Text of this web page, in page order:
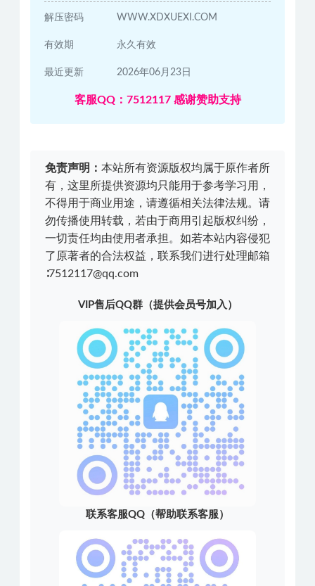
解压密码 WWW.XDXUEXI.COM
有效期 永久有效
最近更新 2026年06月23日
客服QQ：7512117 感谢赞助支持
免责声明： 本站所有资源版权均属于原作者所
有，这里所提供资源均只能用于参考学习用，
不得用于商业用途，请遵循相关法律法规。请
勿传播使用转载，若由于商用引起版权纠纷，
一切责任均由使用者承担。如若本站内容侵犯
了原著者的合法权益，联系我们进行处理邮箱
∶7512117@qq.com
VIP售后QQ群（提供会员号加入）
联系客服QQ（帮助联系客服）